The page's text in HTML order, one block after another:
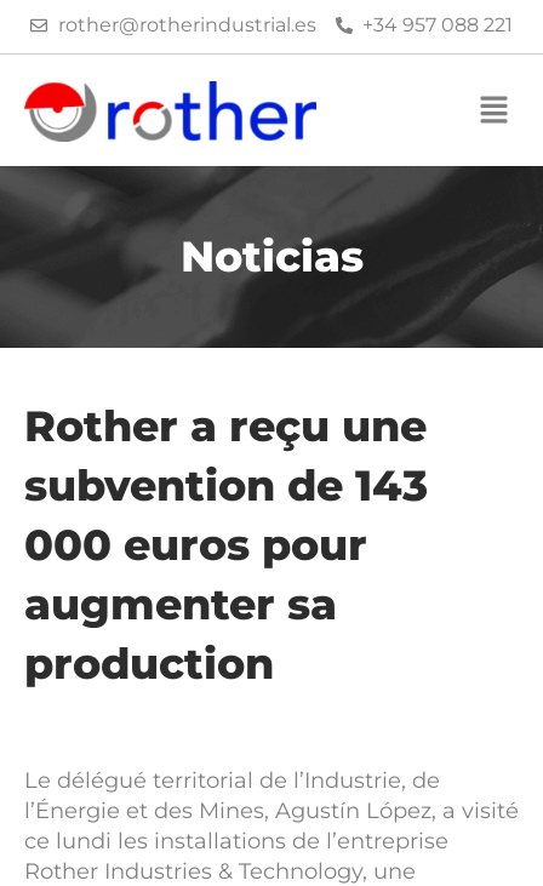
contenu
rother@rotherindustrial.es +34 957 088 221
Noticias
Rother a reçu une
subvention de 143
000 euros pour
augmenter sa
production
Le délégué territorial de l’Industrie, de
l’Énergie et des Mines, Agustín López, a visité
ce lundi les installations de l’entreprise
Rother Industries & Technology, une